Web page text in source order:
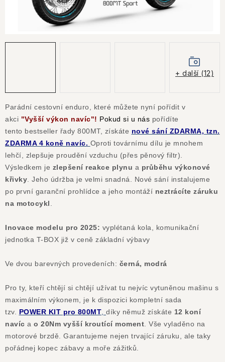
JAK NAKUPOVAT
Jak nakupovat
Obchodní podmínky
Podmínky ochrany osobních údajů
Parádní cestovní enduro, které můžete nyní pořídit v
akci "Vyšší výkon navíc"! Pokud si u nás pořídíte
tento bestseller řady 800MT, získáte nové sání ZDARMA, tzn.
ZDARMA 4 koně navíc. Oproti továrnímu dílu je mnohem
lehčí, zlepšuje proudění vzduchu (přes pěnový filtr).
Výsledkem je zlepšení reakce plynu a průběhu výkonové
křivky . Jeho údržba je velmi snadná. Nové sání instalujeme
po první garanční prohlídce a jeho montáží neztrácíte záruku
na motocykl
Inovace modelu pro 2025: vyplétaná kola, komunikační
jednotka T-BOX již v ceně základní výbavy
Ve dvou barevných provedeních: černá, modrá
Pro ty, kteří chtějí si chtějí užívat tu nejvíc vytuněnou mašinu s
maximálním výkonem, je k dispozici kompletní sada
tzv. POWER KIT pro 800MT díky němuž získáte 12 koní
navíc a o 20Nm vyšší kroutící moment . Vše vyladěno na
motorové brzdě. Garantujeme nejen trvající záruku, ale taky
pořádnej kopec zábavy a moře zážitků.
+ další (12)